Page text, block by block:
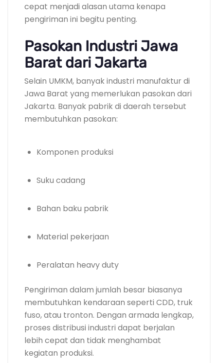
cepat menjadi alasan utama kenapa
pengiriman ini begitu penting.
Pasokan Industri Jawa
Barat dari Jakarta
Selain UMKM, banyak industri manufaktur di
Jawa Barat yang memerlukan pasokan dari
Jakarta. Banyak pabrik di daerah tersebut
membutuhkan pasokan:
Komponen produksi
Suku cadang
Bahan baku pabrik
Material pekerjaan
Peralatan heavy duty
Pengiriman dalam jumlah besar biasanya
membutuhkan kendaraan seperti CDD, truk
fuso, atau tronton. Dengan armada lengkap,
proses distribusi industri dapat berjalan
lebih cepat dan tidak menghambat
kegiatan produksi.